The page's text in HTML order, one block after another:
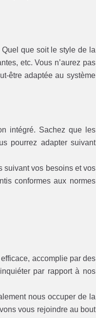
Quel que soit le style de la
etc. Vous n’aurez pas
être adaptée au système
intégré. Sachez que les
pourrez adapter suivant
suivant vos besoins et vos
conformes aux normes
accomplie par des
par rapport à nos
nous occuper de la
vous rejoindre au bout